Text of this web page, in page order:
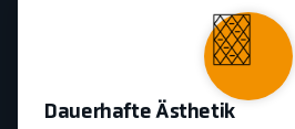
Dauerhafte Ästhetik